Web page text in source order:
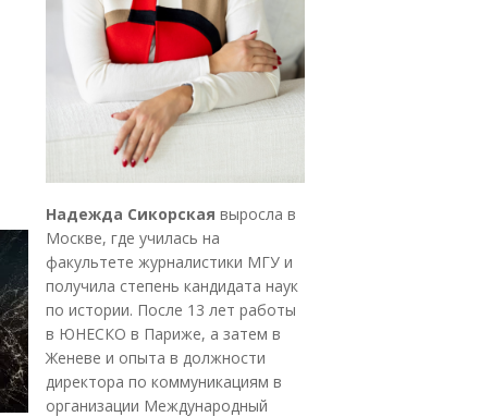
Надежда Сикорская выросла в
Москве, где училась на
факультете журналистики МГУ и
получила степень кандидата наук
по истории. После 13 лет работы
в ЮНЕСКО в Париже, а затем в
Женеве и опыта в должности
директора по коммуникациям в
организации Международный